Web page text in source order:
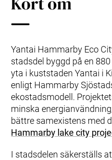
Yantai Hammarby Eco
stadsdel byggd på en
yta i kuststaden Yantai i
enligt Hammarby
ekostadsmodell.
minska
bättre samexistens med
Hammarby lake city
I stadsdelen säkerställs